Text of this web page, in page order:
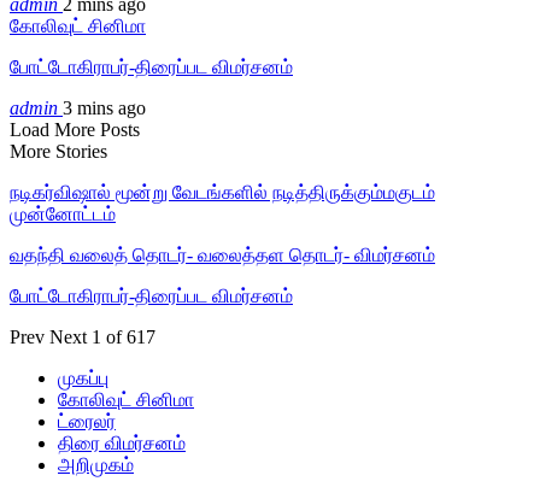
கோலிவுட் சினிமா
போட்டோகிராபர்-திரைப்பட விமர்சனம்
admin 3 mins ago
Load More Posts
More Stories
நடிகர்விஷால் மூன்று வேடங்களில் நடித்திருக்கும்மகுடம்
முன்னோட்டம்
வதந்தி வலைத் தொடர்- வலைத்தள தொடர்- விமர்சனம்
போட்டோகிராபர்-திரைப்பட விமர்சனம்
Prev Next 1 of 617
முகப்பு
கோலிவுட் சினிமா
ட்ரைலர்
திரை விமர்சனம்
அறிமுகம்